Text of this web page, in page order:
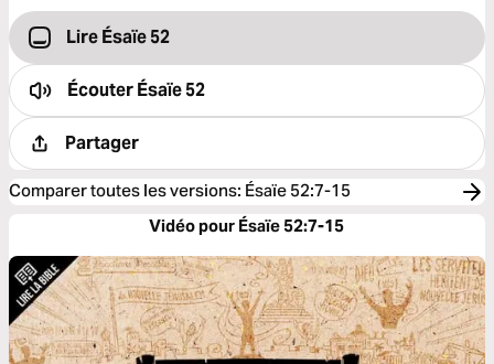
Lire Ésaïe 52
ÉcouterÉsaïe 52
Partager
Comparer toutes les versions: Ésaïe 52:7-15
Vidéo pour Ésaïe 52:7-15